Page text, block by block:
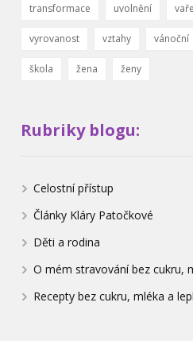
transformace uvolnění
vyrovanost vztahy vánoční
škola žena ženy
Rubriky blogu:
Celostní přístup
Články Kláry Patočkové
Děti a rodina
O mém stravování bez cukru,
Recepty bez cukru, mléka a